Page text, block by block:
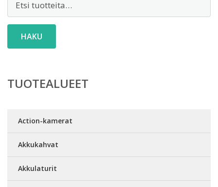
HAKU
TUOTEALUEET
Action-kamerat
Akkukahvat
Akkulaturit